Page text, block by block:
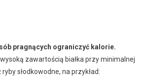
pragnących ograniczyć kalorie.
zawartością białka przy minimalnej
słodkowodne, na przykład: